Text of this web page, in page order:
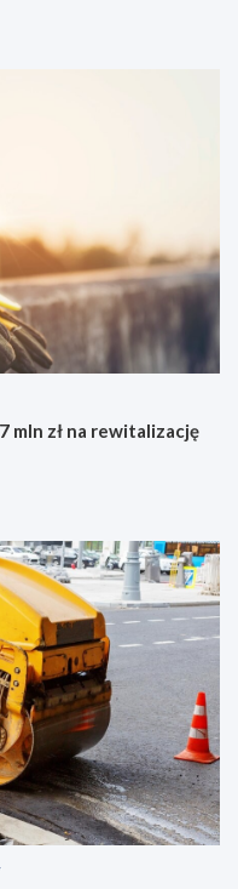
mln zł na rewitalizację